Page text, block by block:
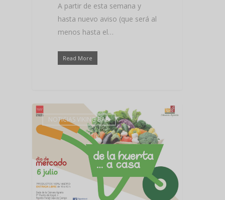
A partir de esta semana y
hasta nuevo aviso (que será al
menos hasta el…
Read More
NOTICIAS VIKING BAD